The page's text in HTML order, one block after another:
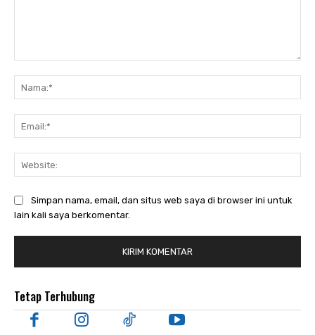
Simpan nama, email, dan situs web saya di browser ini untuk
lain kali saya berkomentar.
Tetap Terhubung